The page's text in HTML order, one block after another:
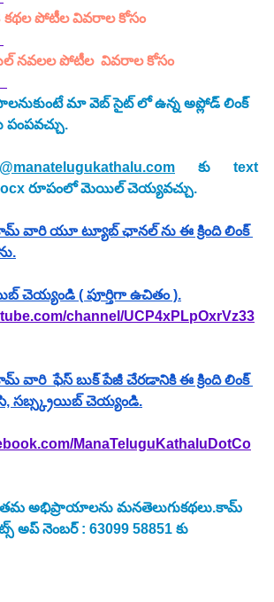
పోటీల వివరాల కోసం
నవలల పోటీల  వివరాల కోసం
మా వెబ్ సైట్ లో ఉన్న అప్లోడ్ లింక్
కు text
రూపంలో మెయిల్ చెయ్యవచ్చు.
వారి యూ ట్యూబ్ ఛానల్ ను ఈ క్రింది లింక్
చెయ్యండి ( పూర్తిగా ఉచితం ).
channel/UCP4xPLpOxrVz33
వారి  ఫేస్ బుక్ పేజీ చేరడానికి ఈ క్రింది లింక్
సబ్స్క్రయిబ్ చెయ్యండి.
ManaTeluguKathaluDotCo
తమ అభిప్రాయాలను మనతెలుగుకథలు.కామ్
నెంబర్ : 63099 58851 కు